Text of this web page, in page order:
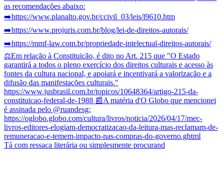
Tá com ressaca literária ou simplesmente procurand